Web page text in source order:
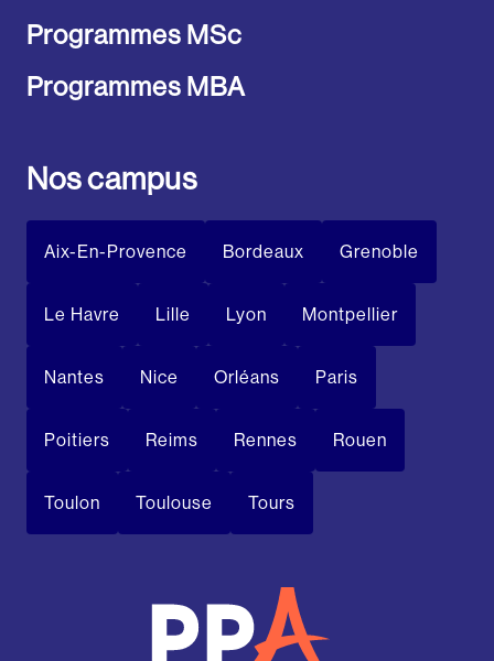
Programmes MSc
Programmes MBA
Nos campus
Aix-En-Provence Bordeaux Grenoble
Le Havre Lille Lyon Montpellier
Nantes Nice Orléans Paris
Poitiers Reims Rennes Rouen
Toulon Toulouse Tours